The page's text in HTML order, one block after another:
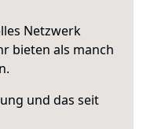
Netzwerk
bieten als manch
und das seit